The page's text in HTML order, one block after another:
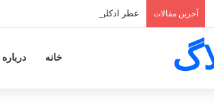
آخرین مقالات عطر ادکلن آمواج میتس زنانه -Amouage Myths
خانه درباره